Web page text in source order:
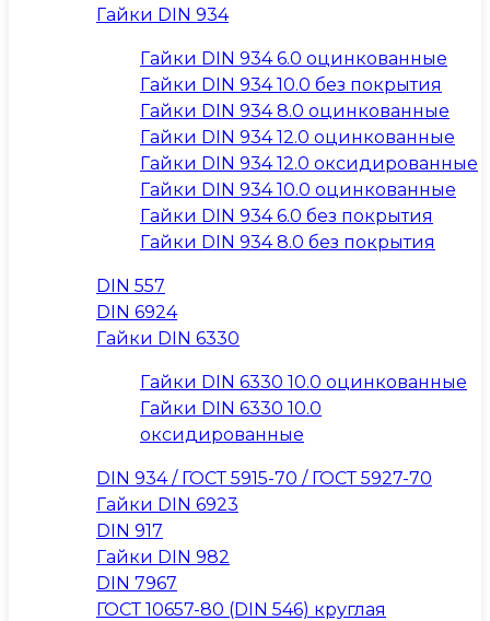
Гайки DIN 934
Гайки DIN 934 6.0 оцинкованные
Гайки DIN 934 10.0 без покрытия
Гайки DIN 934 8.0 оцинкованные
Гайки DIN 934 12.0 оцинкованные
Гайки DIN 934 12.0 оксидированные
Гайки DIN 934 10.0 оцинкованные
Гайки DIN 934 6.0 без покрытия
Гайки DIN 934 8.0 без покрытия
DIN 557
DIN 6924
Гайки DIN 6330
Гайки DIN 6330 10.0 оцинкованные
Гайки DIN 6330 10.0
оксидированные
DIN 934 / ГОСТ 5915-70 / ГОСТ 5927-70
Гайки DIN 6923
DIN 917
Гайки DIN 982
DIN 7967
ГОСТ 10657-80 (DIN 546) круглая